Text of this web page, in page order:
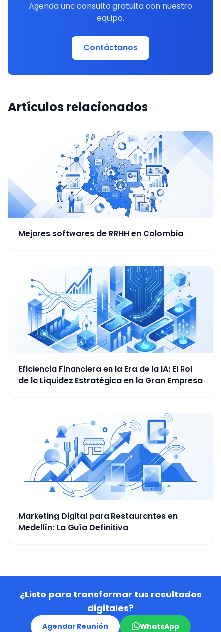
Agenda una consulta gratuita con nuestro
equipo.
Contáctanos
Artículos relacionados
Mejores softwares de RRHH en Colombia
Eficiencia Financiera en la Era de la IA: El Rol
de la Liquidez Estratégica en la Gran Empresa
Marketing Digital para Restaurantes en
Medellín: La Guía Definitiva
¿Listo para transformar tus resultados
digitales?
Agendar Reunión WhatsApp